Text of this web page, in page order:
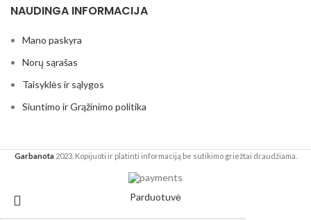
NAUDINGA INFORMACIJA
Mano paskyra
Norų sąrašas
Taisyklės ir sąlygos
Siuntimo ir Grąžinimo politika
Garbanota 2023. Kopijuoti ir platinti informaciją be sutikimo griežtai draudžiama.
Parduotuvė